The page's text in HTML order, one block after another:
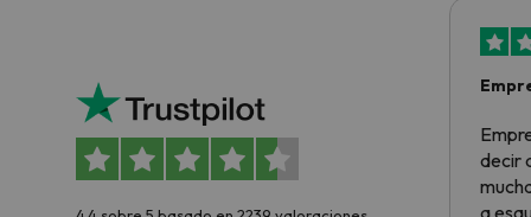
decir
a